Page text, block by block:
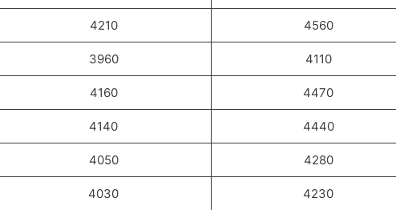
4210 4560
3960 4110
4160 4470
4140 4440
4050 4280
4030 4230